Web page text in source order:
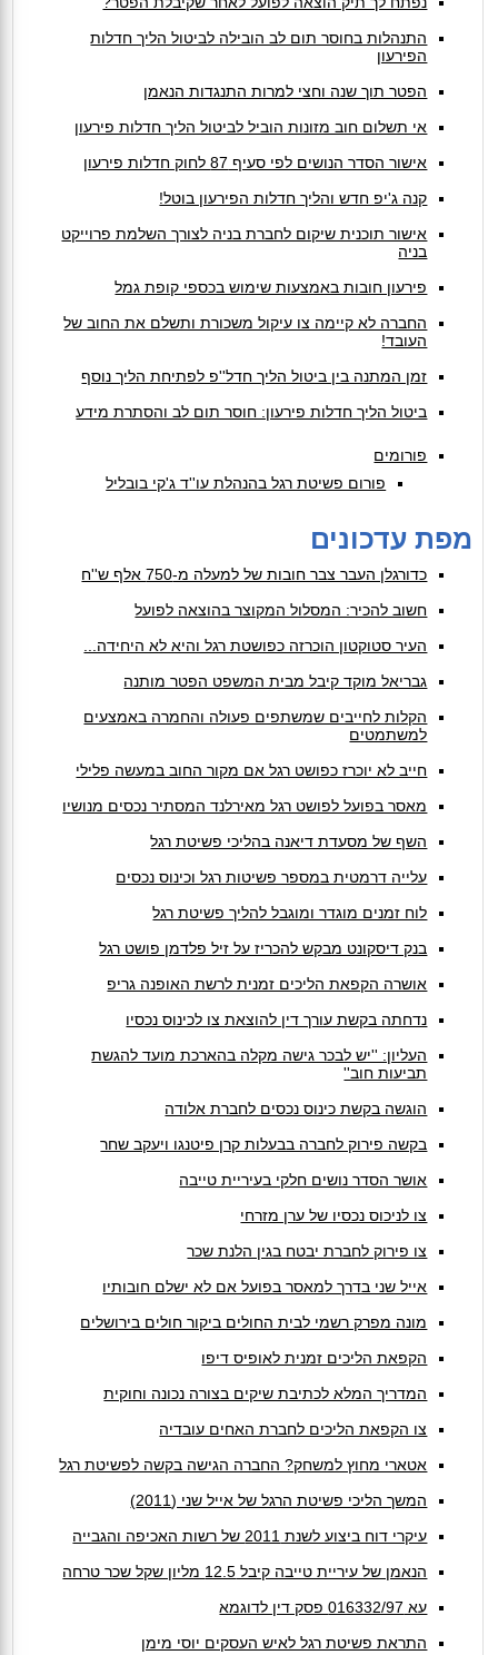
התנהלות בחוסר תום לב הובילה לביטול הליך חדלות
הפירעון
הפטר תוך שנה וחצי למרות התנגדות הנאמן
אי תשלום חוב מזונות הוביל לביטול הליך חדלות פירעון
אישור הסדר הנושים לפי סעיף 87 לחוק חדלות פירעון
קנה ג'יפ חדש והליך חדלות הפירעון בוטל!
אישור תוכנית שיקום לחברת בניה לצורך השלמת פרוייקט
בניה
פירעון חובות באמצעות שימוש בכספי קופת גמל
החברה לא קיימה צו עיקול משכורת ותשלם את החוב של
העובד!
זמן המתנה בין ביטול הליך חדל''פ לפתיחת הליך נוסף
ביטול הליך חדלות פירעון: חוסר תום לב והסתרת מידע
פורומים
פורום פשיטת רגל בהנהלת עו''ד ג'קי בובליל
מפת עדכונים
כדורגלן העבר צבר חובות של למעלה מ-750 אלף ש''ח
חשוב להכיר: המסלול המקוצר בהוצאה לפועל
העיר סטוקטון הוכרזה כפושטת רגל והיא לא היחידה...
גבריאל מוקד קיבל מבית המשפט הפטר מותנה
הקלות לחייבים שמשתפים פעולה והחמרה באמצעים
למשתמטים
חייב לא יוכרז כפושט רגל אם מקור החוב במעשה פלילי
מאסר בפועל לפושט רגל מאירלנד המסתיר נכסים מנושיו
השף של מסעדת דיאנה בהליכי פשיטת רגל
עלייה דרמטית במספר פשיטות רגל וכינוס נכסים
לוח זמנים מוגדר ומוגבל להליך פשיטת רגל
בנק דיסקונט מבקש להכריז על זיל פלדמן פושט רגל
אושרה הקפאת הליכים זמנית לרשת האופנה גריפ
נדחתה בקשת עורך דין להוצאת צו לכינוס נכסיו
העליון: ''יש לבכר גישה מקלה בהארכת מועד להגשת
תביעות חוב''
הוגשה בקשת כינוס נכסים לחברת אלודה
בקשה פירוק לחברה בבעלות קרן פיטנגו ויעקב שחר
אושר הסדר נושים חלקי בעיריית טייבה
צו לניכוס נכסיו של ערן מזרחי
צו פירוק לחברת יבטח בגין הלנת שכר
אייל שני בדרך למאסר בפועל אם לא ישלם חובותיו
מונה מפרק רשמי לבית החולים ביקור חולים בירושלים
הקפאת הליכים זמנית לאופיס דיפו
המדריך המלא לכתיבת שיקים בצורה נכונה וחוקית
צו הקפאת הליכים לחברת האחים עובדיה
אטארי מחוץ למשחק? החברה הגישה בקשה לפשיטת רגל
המשך הליכי פשיטת הרגל של אייל שני (2011)
עיקרי דוח ביצוע לשנת 2011 של רשות האכיפה והגבייה
הנאמן של עיריית טייבה קיבל 12.5 מליון שקל שכר טרחה
עא 016332/97 פסק דין לדוגמא
התראת פשיטת רגל לאיש העסקים יוסי מימן